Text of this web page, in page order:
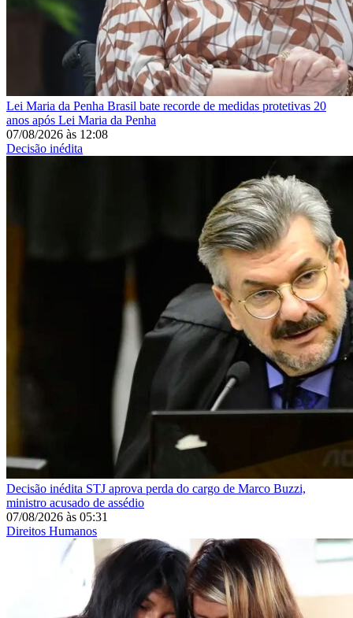
Lei Maria da Penha Brasil bate recorde de medidas protetivas 20
anos após Lei Maria da Penha
07/08/2026 às 12:08
Decisão inédita
Decisão inédita STJ aprova perda do cargo de Marco Buzzi,
ministro acusado de assédio
07/08/2026 às 05:31
Direitos Humanos